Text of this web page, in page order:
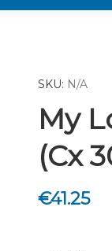
SKU: N/A
My
(Cx
€41.25